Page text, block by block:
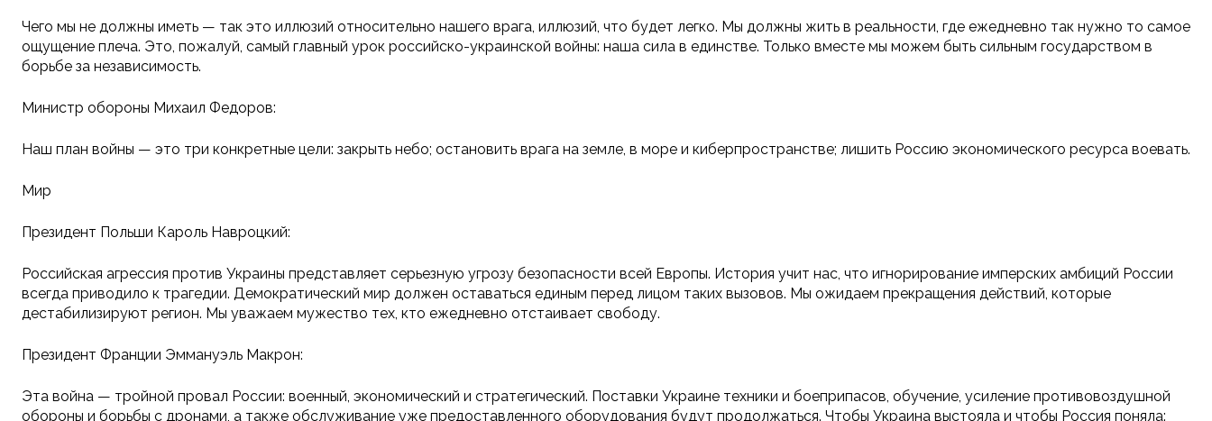
Чего мы не должны иметь — так это иллюзий относительно нашего врага, иллюзий, что будет легко. Мы должны жить в реальности, где ежедневно так нужно то самое
ощущение плеча. Это, пожалуй, самый главный урок российско-украинской войны: наша сила в единстве. Только вместе мы можем быть сильным государством в
борьбе за независимость.
Министр обороны Михаил Федоров:
Наш план войны — это три конкретные цели: закрыть небо; остановить врага на земле, в море и киберпространстве; лишить Россию экономического ресурса воевать.
Мир
Президент Польши Кароль Навроцкий:
Российская агрессия против Украины представляет серьезную угрозу безопасности всей Европы. История учит нас, что игнорирование имперских амбиций России
всегда приводило к трагедии. Демократический мир должен оставаться единым перед лицом таких вызовов. Мы ожидаем прекращения действий, которые
дестабилизируют регион. Мы уважаем мужество тех, кто ежедневно отстаивает свободу.
Президент Франции Эммануэль Макрон:
Эта война — тройной провал России: военный, экономический и стратегический. Поставки Украине техники и боеприпасов, обучение, усиление противовоздушной
обороны и борьбы с дронами, а также обслуживание уже предоставленного оборудования будут продолжаться. Чтобы Украина выстояла и чтобы Россия поняла: